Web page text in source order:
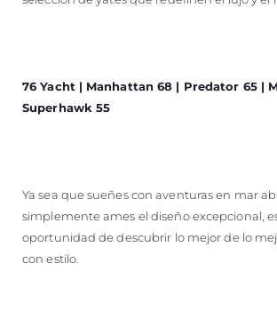
76 Yacht | Manhattan 68 | Predator 65 |
Superhawk 55
Ya sea que sueñes con aventuras en mar
simplemente ames el diseño excepcional,
oportunidad de descubrir lo mejor de lo
con estilo.